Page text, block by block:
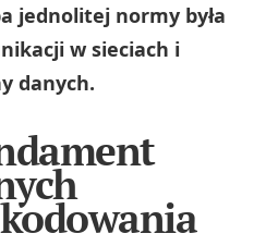
jednolitej normy była
w sieciach i
danych.